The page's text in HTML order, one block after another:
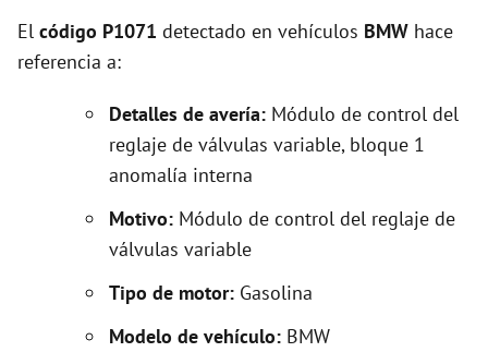
El código P1071 detectado en vehículos BMW hace
referencia a:
Detalles de avería: Módulo de control del
reglaje de válvulas variable, bloque 1
anomalía interna
Motivo: Módulo de control del reglaje de
válvulas variable
Tipo de motor: Gasolina
Modelo de vehículo: BMW